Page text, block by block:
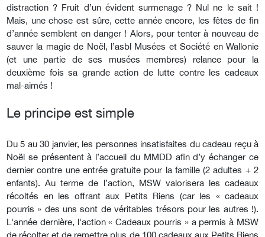
distraction ? Fruit d’un évident surmenage ? Nul ne le sait !
Mais, une chose est sûre, cette année encore, les fêtes de fin
d’année semblent en danger ! Alors, pour tenter à nouveau de
sauver la magie de Noël, l’asbl Musées et Société en Wallonie
(et une partie de ses musées membres) relance pour la
deuxième fois sa grande action de lutte contre les cadeaux
mal-aimés !
Le principe est simple
Du 5 au 30 janvier, les personnes insatisfaites du cadeau reçu à
Noël se présentent à l’accueil du MMDD afin d’y échanger ce
dernier contre une entrée gratuite pour la famille (2 adultes + 2
enfants). Au terme de l’action, MSW valorisera les cadeaux
récoltés en les offrant aux Petits Riens (car les « cadeaux
pourris » des uns sont de véritables trésors pour les autres !).
L'année dernière, l'action « Cadeaux pourris » a permis à MSW